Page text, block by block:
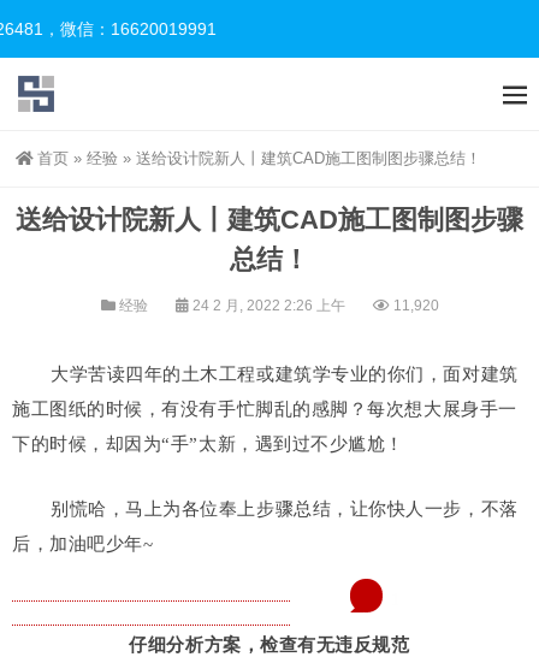
，微信：16620019991
首页 » 经验 » 送给设计院新人丨建筑CAD施工图制图步骤总结！
送给设计院新人丨建筑CAD施工图制图步骤
总结！
经验 24 2 月, 2022 2:26 上午 11,920
大学苦读四年的土木工程或建筑学专业的你们，面对建筑
施工图纸的时候，有没有手忙脚乱的感脚？每次想大展身手一
下的时候，却因为“手”太新，遇到过不少尴尬！
别慌哈，马上为各位奉上步骤总结，让你快人一步，不落
后，加油吧少年~
仔细分析方案，检查有无违反规范